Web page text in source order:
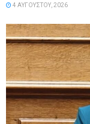
4 ΑΥΓΟΎΣΤΟΥ, 2026